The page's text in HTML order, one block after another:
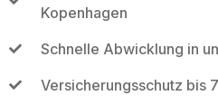
Kopenhagen
Schnelle Abwicklung in
Versicherungsschutz bis